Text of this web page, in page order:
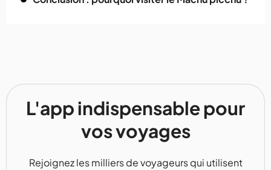
L'app indispensable pour
vos voyages
Rejoignez les milliers de voyageurs qui utilisent